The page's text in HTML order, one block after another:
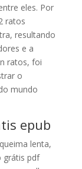
eles. Por
ratos
resultando
e a
ratos, foi
o
mundo
epub
lenta,
grátis pdf